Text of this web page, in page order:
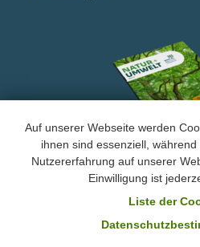
Auf unserer Webseite werden
ihnen sind essenziell,
Nutzererfahrung auf unserer
Einwilligung ist
Liste der
Facebook
› Impressum und